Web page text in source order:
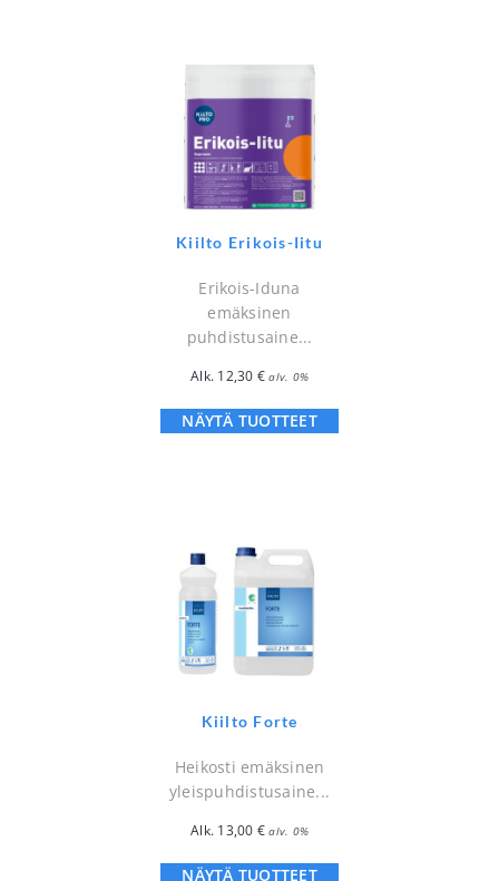
Kiilto Erikois-Iitu
Erikois-Iduna
emäksinen
puhdistusaine...
Alk. 12,30 € alv. 0%
NÄYTÄ TUOTTEET
Kiilto Forte
Heikosti emäksinen
yleispuhdistusaine...
Alk. 13,00 € alv. 0%
NÄYTÄ TUOTTEET